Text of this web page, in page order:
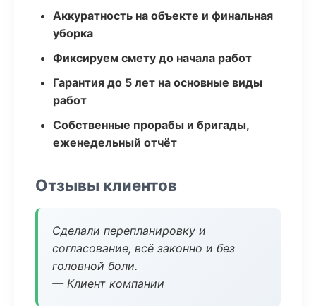
Аккуратность на объекте и финальная
уборка
Фиксируем смету до начала работ
Гарантия до 5 лет на основные виды
работ
Собственные прорабы и бригады,
еженедельный отчёт
Отзывы клиентов
Сделали перепланировку и
согласование, всё законно и без
головной боли.
— Клиент компании